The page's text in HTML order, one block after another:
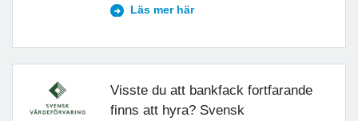
Läs mer här
Visste du att bankfack fortfarande
finns att hyra? Svensk